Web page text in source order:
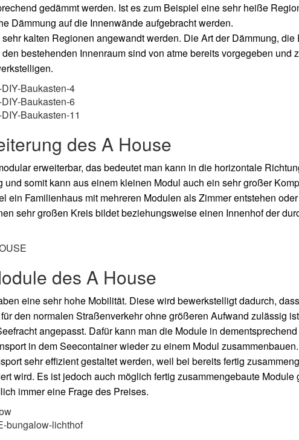
gedämmt werden. Ist es zum Beispiel eine sehr heiße
Dämmung auf die Innenwände aufgebracht werden.
sehr kalten Regionen angewandt werden. Die Art der Dämmung,
den bestehenden Innenraum sind von atme bereits vorgegeben und
des A House
erweiterbar, das bedeutet man kann in die horizontale
und somit kann aus einem kleinen Modul auch ein sehr großer
ein Familienhaus mit mehreren Modulen als Zimmer entstehen
sehr großen Kreis bildet beziehungsweise einen Innenhof der
des A House
eine sehr hohe Mobilität. Diese wird bewerkstelligt dadurch,
für den normalen Straßenverkehr ohne größeren Aufwand zulässig
angepasst. Dafür kann man die Module in
in dem Seecontainer wieder zu einem Modul
sehr effizient gestaltet werden, weil bei bereits fertig
wird. Es ist jedoch auch möglich fertig zusammengebaute Module
immer eine Frage des Preises.